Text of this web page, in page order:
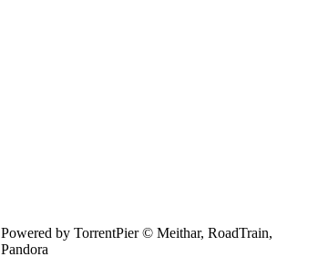
Powered by TorrentPier © Meithar, RoadTrain,
Pandora